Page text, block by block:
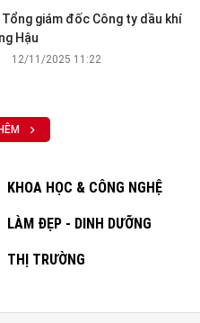
Tổng giám đốc Công ty dầu khí
Hậu
12/11/2025 11:22
KHOA HỌC & CÔNG NGHỆ
LÀM ĐẸP - DINH DƯỠNG
THỊ TRƯỜNG